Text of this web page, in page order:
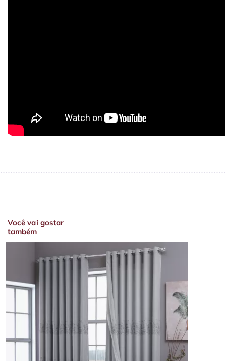
Você vai gostar
também